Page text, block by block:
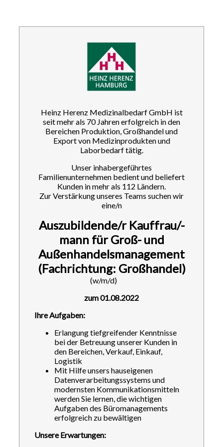
Heinz Herenz Medizinalbedarf GmbH ist
seit mehr als 70 Jahren erfolgreich in den
Bereichen Produktion, Großhandel und
Export von Medizinprodukten und
Laborbedarf tätig.
Unser inhabergeführtes
Familienunternehmen bedient und beliefert
Kunden in mehr als 112 Ländern.
Zur Verstärkung unseres Teams suchen wir
eine/n
Auszubildende/r Kauffrau/-
mann für Groß- und
Außenhandelsmanagement
(Fachrichtung: Großhandel)
(w/m/d)
zum 01.08.2022
Ihre Aufgaben:
Erlangung tiefgreifender Kenntnisse
bei der Betreuung unserer Kunden in
den Bereichen, Verkauf, Einkauf,
Logistik
Mit Hilfe unsers hauseigenen
Datenverarbeitungssystems und
modernsten Kommunikationsmitteln
werden Sie lernen, die wichtigen
Aufgaben des Büromanagements
erfolgreich zu bewältigen
Unsere Erwartungen: